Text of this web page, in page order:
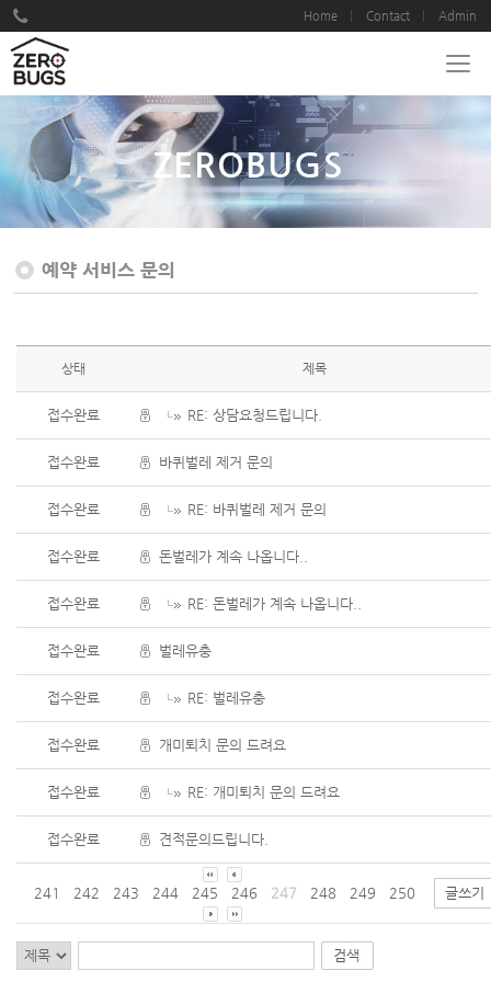
Home Contact Admin
ZEROBUGS
예약 서비스 문의
상태 제목
접수완료 RE: 상담요청드립니다.
접수완료 바퀴벌레 제거 문의
접수완료 RE: 바퀴벌레 제거 문의
접수완료 돈벌레가 계속 나옵니다..
접수완료 RE: 돈벌레가 계속 나옵니다..
접수완료 벌레유충
접수완료 RE: 벌레유충
접수완료 개미퇴치 문의 드려요
접수완료 RE: 개미퇴치 문의 드려요
접수완료 견적문의드립니다.
241 242 243 244 245 246 247 248 249 250 글쓰기